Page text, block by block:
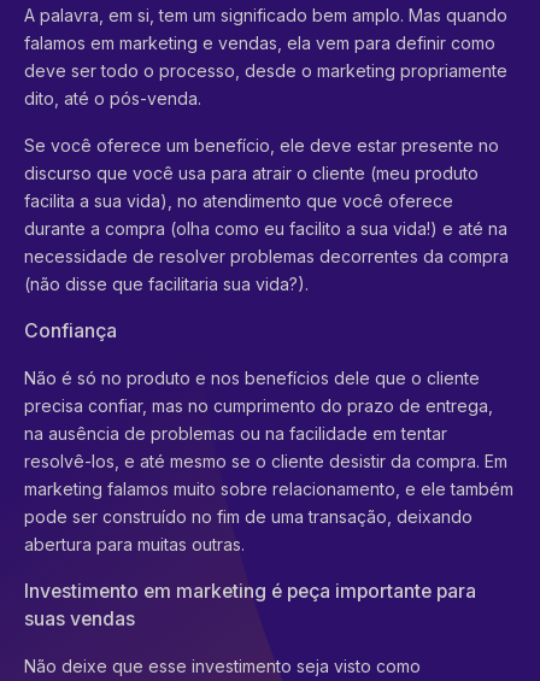
A palavra, em si, tem um significado bem amplo. Mas quando
falamos em marketing e vendas, ela vem para definir como
deve ser todo o processo, desde o marketing propriamente
dito, até o pós-venda.
Se você oferece um benefício, ele deve estar presente no
discurso que você usa para atrair o cliente (meu produto
facilita a sua vida), no atendimento que você oferece
durante a compra (olha como eu facilito a sua vida!) e até na
necessidade de resolver problemas decorrentes da compra
(não disse que facilitaria sua vida?).
Confiança
Não é só no produto e nos benefícios dele que o cliente
precisa confiar, mas no cumprimento do prazo de entrega,
na ausência de problemas ou na facilidade em tentar
resolvê-los, e até mesmo se o cliente desistir da compra. Em
marketing falamos muito sobre relacionamento, e ele também
pode ser construído no fim de uma transação, deixando
abertura para muitas outras.
Investimento em marketing é peça importante para
suas vendas
Não deixe que esse investimento seja visto como